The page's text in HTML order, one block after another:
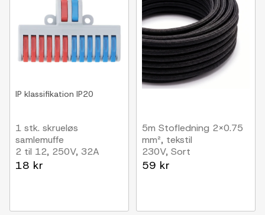
IP klassifikation IP20
1 stk. skrueløs
samlemuffe
2 til 12, 250V, 32A
18 kr
5m Stofledning 2x0.75
mm², tekstil
230V, Sort
59 kr